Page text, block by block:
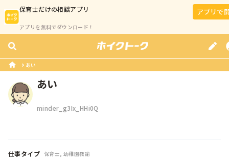
保育士だけの相談アプリ
アプリを無料でダウンロード！
アプリで
あい
あい
minder_g3Ix_HHi0Q
仕事タイプ 保育士, 幼稚園教諭